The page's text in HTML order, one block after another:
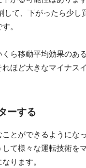
て、下がったら少し
。
ら移動平均効果のあ
ほど大きなマイナス
ーする
とができるようにな
て様々な運転技術を
ります。